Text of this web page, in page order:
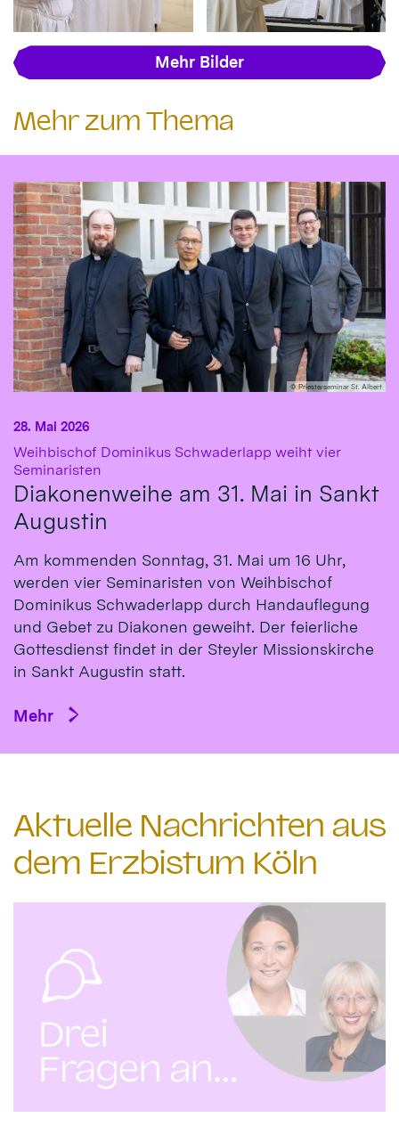
Mehr Bilder
Mehr zum Thema
© Priesterseminar St. Albert
Weihbischof Dominikus Schwaderlapp weiht vier
Seminaristen
Diakonenweihe am 31. Mai in Sankt
Augustin
28. Mai 2026
Am kommenden Sonntag, 31. Mai um 16 Uhr,
werden vier Seminaristen von Weihbischof
Dominikus Schwaderlapp durch Handauflegung
und Gebet zu Diakonen geweiht. Der feierliche
Gottesdienst findet in der Steyler Missionskirche
in Sankt Augustin statt.
Mehr
Aktuelle Nachrichten aus
dem Erzbistum Köln